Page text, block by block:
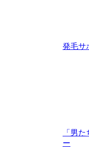
発毛サ
「男
ー